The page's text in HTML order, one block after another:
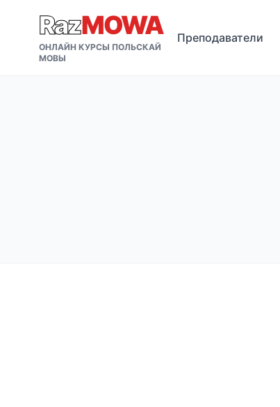
RazMOWA
ОНЛАЙН КУРСЫ ПОЛЬСКАЙ
МОВЫ
Преподаватели